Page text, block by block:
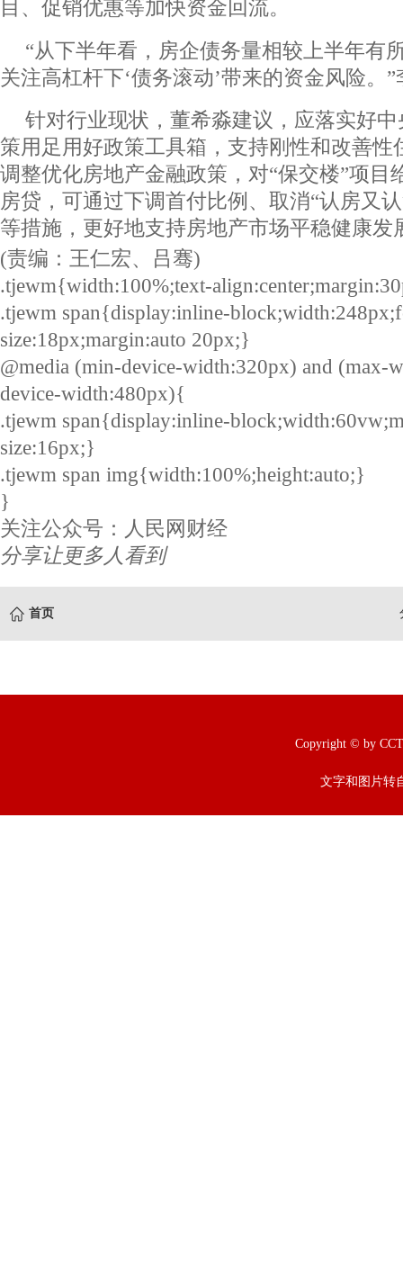
目、促销优惠等加快资金回流。
“从下半年看，房企债务量相较上半年有
关注高杠杆下‘债务滚动’带来的资金风险。
针对行业现状，董希淼建议，应落实好
策用足用好政策工具箱，支持刚性和改善性
调整优化房地产金融政策，对“保交楼”项目
房贷，可通过下调首付比例、取消“认房又
等措施，更好地支持房地产市场平稳健康发
(责编：王仁宏、吕骞)
.tjewm{width:100%;text-
.tjewm span{display:inline-
size:18px;margin:auto 20px;}
@media (min-device-width:320px) and (max-
device-width:480px){
.tjewm span{display:inline-
size:16px;}
.tjewm span img{width:100%;height:auto;}
}
关注公众号：人民网财经
分享让更多人看到
首页
Copyright © by
文字和图片转